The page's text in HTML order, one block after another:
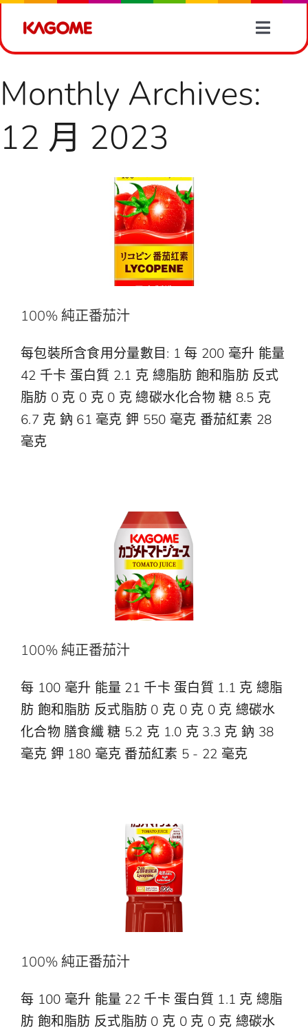
content
Toggle
有營食譜
蔬菜資訊
中 EN
Monthly Archives:
12 月 2023
100% 純正番茄汁
100% 果汁
100% 純正番茄汁
每包裝所含食用分量數目: 1 每 200 毫升 能量
42 千卡 蛋白質 2.1 克 總脂肪 飽和脂肪 反式
脂肪 0 克 0 克 0 克 總碳水化合物 糖 8.5 克
6.7 克 鈉 61 毫克 鉀 550 毫克 番茄紅素 28
毫克
100% 純正番茄汁
每 100 毫升 能量 21 千卡 蛋白質 1.1 克 總脂
肪 飽和脂肪 反式脂肪 0 克 0 克 0 克 總碳水
化合物 膳食纖 糖 5.2 克 1.0 克 3.3 克 鈉 38
毫克 鉀 180 毫克 番茄紅素 5 - 22 毫克
100% 純正番茄汁
每 100 毫升 能量 22 千卡 蛋白質 1.1 克 總脂
肪 飽和脂肪 反式脂肪 0 克 0 克 0 克 總碳水